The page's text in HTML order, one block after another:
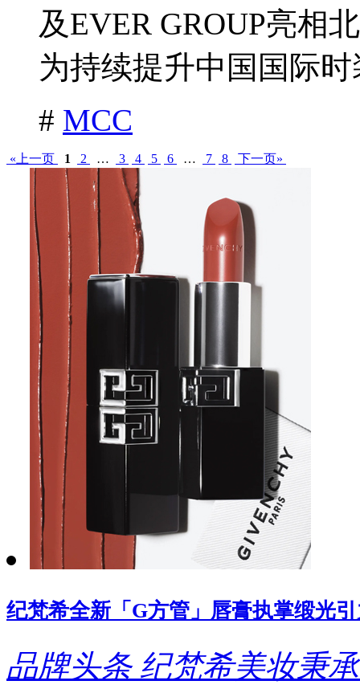
及EVER GROUP亮相
为持续提升中国国际时
# MCC
«上一页 1 2 … 3 4 5 6 … 7 8 下一页»
纪梵希全新「G方管」唇膏执掌缎光
品牌头条 纪梵希美妆秉